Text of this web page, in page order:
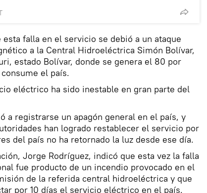
esta falla en el servicio se debió a un ataque
a la Central Hidroeléctrica Simón Bolívar,
estado Bolívar, donde se genera el 80 por
el país.
eléctrico ha sido inestable en gran parte del
a registrarse un apagón general en el país, y
han logrado restablecer el servicio por
del país no ha retornado la luz desde ese día.
Jorge Rodríguez, indicó que esta vez la falla
fue producto de un incendio provocado en el
de la referida central hidroeléctrica y que
por 10 días el servicio eléctrico en el país.